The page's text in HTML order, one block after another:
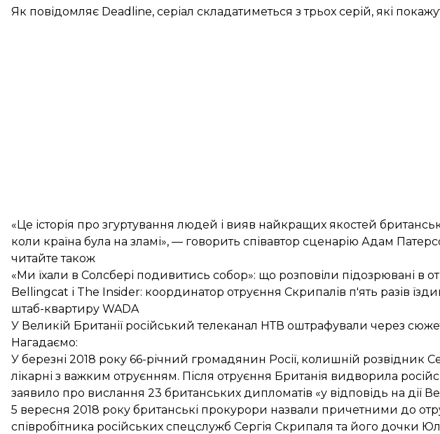
Як повідомляє Deadline, серіал складатиметься з трьох серій, які
«Це історія про згуртування людей і вияв найкращих якостей
коли країна була на зламі», — говорить співавтор сценарію Адам
читайте також
«Ми їхали в Солсбері подивитись собор»: що розповіли підозрювані в
Bellingcat і The Insider: координатор отруєння Скрипалів п'ять разів
штаб-квартиру WADA
У Великій Британії російський телеканал НТВ оштрафували через
Нагадаємо:
У березні 2018 року 66-річний громадянин Росії, колишній розвідник
лікарні з важким отруєнням. Після отруєння Британія видворила
заявило про вислання 23 британських дипломатів «у відповідь на дії
5 вересня 2018 року британські прокурори назвали причетними до
співробітника російських спецслужб Сергія Скрипаля та його дочки